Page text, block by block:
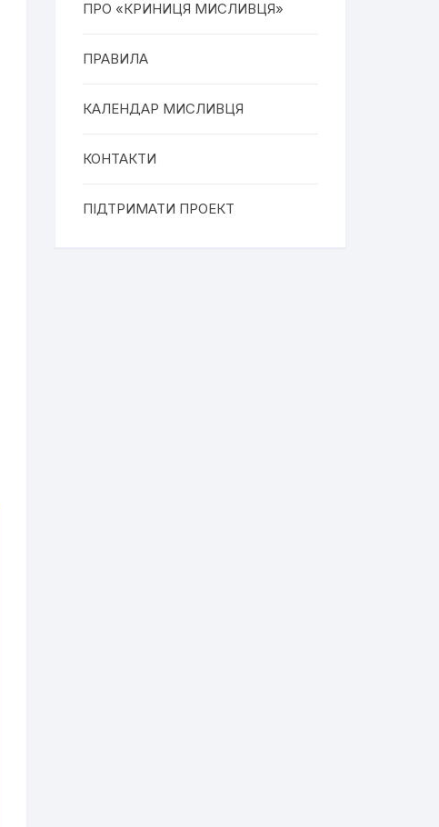
ПРО «КРИНИЦЯ МИСЛИВЦЯ»
ПРАВИЛА
КАЛЕНДАР МИСЛИВЦЯ
КОНТАКТИ
ПІДТРИМАТИ ПРОЕКТ